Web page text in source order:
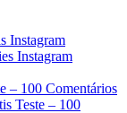
Instagram
Instagram
– 100 Comentários
Teste – 100